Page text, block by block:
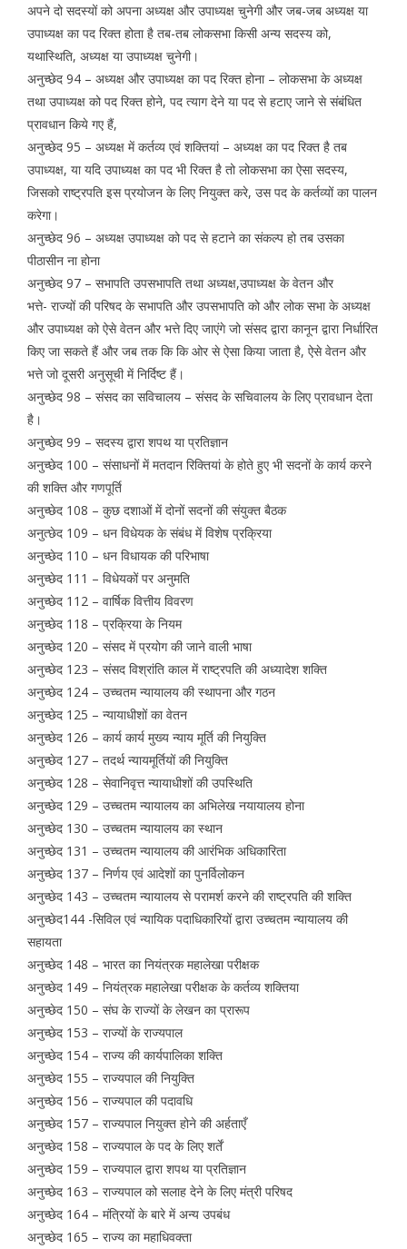
अपने दो सदस्यों को अपना अध्यक्ष और उपाध्यक्ष चुनेगी और जब-जब अध्यक्ष या
उपाध्यक्ष का पद रिक्त होता है तब-तब लोकसभा किसी अन्य सदस्य को,
यथास्थिति, अध्यक्ष या उपाध्यक्ष चुनेगी।
अनुच्छेद 94 – अध्यक्ष और उपाध्यक्ष का पद रिक्त होना – लोकसभा के अध्यक्ष
तथा उपाध्यक्ष को पद रिक्त होने, पद त्याग देने या पद से हटाए जाने से संबंधित
प्रावधान किये गए हैं,
अनुच्छेद 95 – अध्यक्ष में कर्तव्य एवं शक्तियां – अध्यक्ष का पद रिक्त है तब
उपाध्यक्ष, या यदि उपाध्यक्ष का पद भी रिक्त है तो लोकसभा का ऐसा सदस्य,
जिसको राष्ट्रपति इस प्रयोजन के लिए नियुक्त करे, उस पद के कर्तव्यों का पालन
करेगा।
अनुच्छेद 96 – अध्यक्ष उपाध्यक्ष को पद से हटाने का संकल्प हो तब उसका
पीठासीन ना होना
अनुच्छेद 97 – सभापति उपसभापति तथा अध्यक्ष,उपाध्यक्ष के वेतन और
भत्ते- राज्यों की परिषद के सभापति और उपसभापति को और लोक सभा के अध्यक्ष
और उपाध्यक्ष को ऐसे वेतन और भत्ते दिए जाएंगे जो संसद द्वारा कानून द्वारा निर्धारित
किए जा सकते हैं और जब तक कि कि ओर से ऐसा किया जाता है, ऐसे वेतन और
भत्ते जो दूसरी अनुसूची में निर्दिष्ट हैं।
अनुच्छेद 98 – संसद का सविचालय – संसद के सचिवालय के लिए प्रावधान देता
है।
अनुच्छेद 99 – सदस्य द्वारा शपथ या प्रतिज्ञान
अनुच्छेद 100 – संसाधनों में मतदान रिक्तियां के होते हुए भी सदनों के कार्य करने
की शक्ति और गणपूर्ति
अनुच्छेद 108 – कुछ दशाओं में दोनों सदनों की संयुक्त बैठक
अनुत्छेद 109 – धन विधेयक के संबंध में विशेष प्रक्रिया
अनुच्छेद 110 – धन विधायक की परिभाषा
अनुच्छेद 111 – विधेयकों पर अनुमति
अनुच्छेद 112 – वार्षिक वित्तीय विवरण
अनुच्छेद 118 – प्रक्रिया के नियम
अनुच्छेद 120 – संसद में प्रयोग की जाने वाली भाषा
अनुच्छेद 123 – संसद विश्रांति काल में राष्ट्रपति की अध्यादेश शक्ति
अनुच्छेद 124 – उच्चतम न्यायालय की स्थापना और गठन
अनुच्छेद 125 – न्यायाधीशों का वेतन
अनुच्छेद 126 – कार्य कार्य मुख्य न्याय मूर्ति की नियुक्ति
अनुच्छेद 127 – तदर्थ न्यायमूर्तियों की नियुक्ति
अनुच्छेद 128 – सेवानिवृत्त न्यायाधीशों की उपस्थिति
अनुच्छेद 129 – उच्चतम न्यायालय का अभिलेख नयायालय होना
अनुच्छेद 130 – उच्चतम न्यायालय का स्थान
अनुच्छेद 131 – उच्चतम न्यायालय की आरंभिक अधिकारिता
अनुच्छेद 137 – निर्णय एवं आदेशों का पुनर्विलोकन
अनुच्छेद 143 – उच्चतम न्यायालय से परामर्श करने की राष्ट्रपति की शक्ति
अनुच्छेद144 -सिविल एवं न्यायिक पदाधिकारियों द्वारा उच्चतम न्यायालय की
सहायता
अनुच्छेद 148 – भारत का नियंत्रक महालेखा परीक्षक
अनुच्छेद 149 – नियंत्रक महालेखा परीक्षक के कर्तव्य शक्तिया
अनुच्छेद 150 – संघ के राज्यों के लेखन का प्रारूप
अनुच्छेद 153 – राज्यों के राज्यपाल
अनुच्छेद 154 – राज्य की कार्यपालिका शक्ति
अनुच्छेद 155 – राज्यपाल की नियुक्ति
अनुच्छेद 156 – राज्यपाल की पदावधि
अनुच्छेद 157 – राज्यपाल नियुक्त होने की अर्हताएँ
अनुच्छेद 158 – राज्यपाल के पद के लिए शर्तें
अनुच्छेद 159 – राज्यपाल द्वारा शपथ या प्रतिज्ञान
अनुच्छेद 163 – राज्यपाल को सलाह देने के लिए मंत्री परिषद
अनुच्छेद 164 – मंत्रियों के बारे में अन्य उपबंध
अनुच्छेद 165 – राज्य का महाधिवक्ता